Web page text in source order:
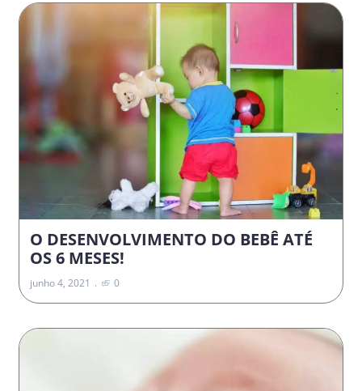
O DESENVOLVIMENTO DO BEBÊ ATÉ
OS 6 MESES!
junho 4, 2021 0